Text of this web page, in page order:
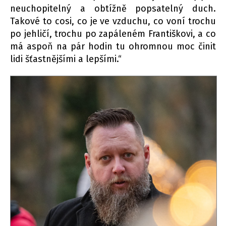
neuchopitelný a obtížně popsatelný duch.
Takové to cosi, co je ve vzduchu, co voní trochu
po jehličí, trochu po zapáleném Františkovi, a co
má aspoň na pár hodin tu ohromnou moc činit
lidi šťastnějšími a lepšími.“